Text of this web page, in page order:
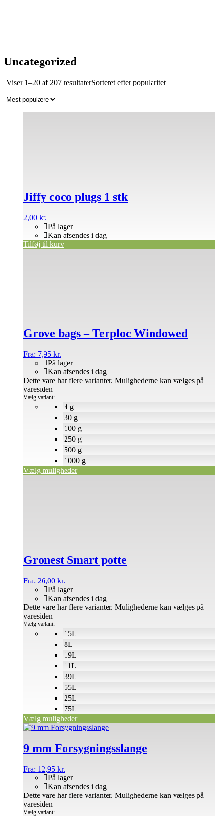
Uncategorized
Viser 1–20 af 207 resultaterSorteret efter popularitet
Jiffy coco plugs 1 stk
2,00 kr.
På lager
Kan afsendes i dag
Tilføj til kurv
Grove bags – Terploc Windowed
Fra: 7,95 kr.
På lager
Kan afsendes i dag
Vælg variant:
Vælg muligheder
Dette vare har flere varianter. Mulighederne kan vælges på
varesiden
4 g
30 g
100 g
250 g
500 g
1000 g
Gronest Smart potte
Fra: 26,00 kr.
På lager
Kan afsendes i dag
Vælg variant:
Vælg muligheder
Dette vare har flere varianter. Mulighederne kan vælges på
varesiden
15L
8L
19L
11L
39L
55L
25L
75L
9 mm Forsygningsslange
Fra: 12,95 kr.
På lager
Kan afsendes i dag
Vælg variant:
Dette vare har flere varianter. Mulighederne kan vælges på
varesiden